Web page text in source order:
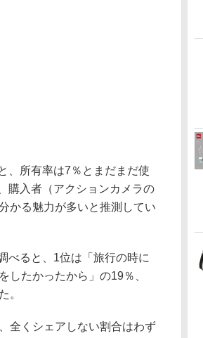
、所有率は7％とまだまだ使
購入者（アクションカメラの
かる魅力が多いと推測してい
べると、1位は「旅行の時に
したかったから」の19％、
。
全くシェアしない割合はわず